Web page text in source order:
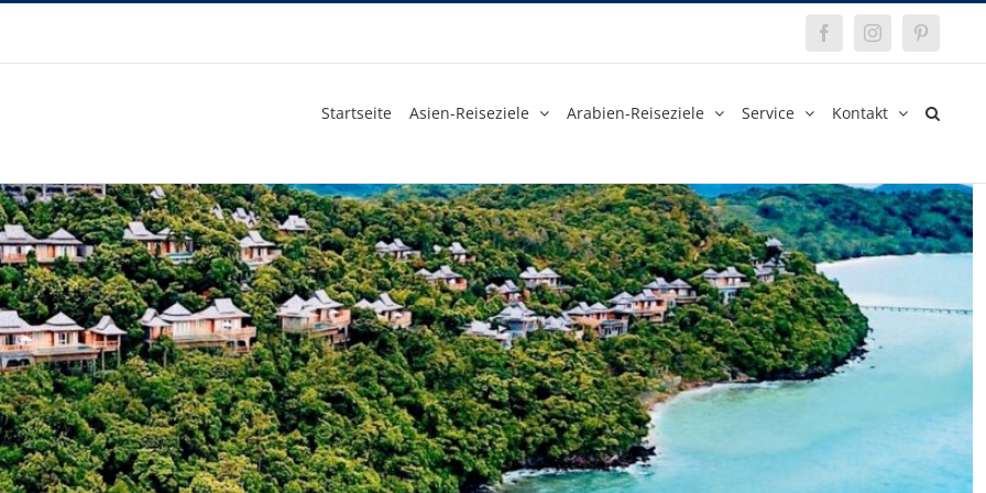
FacebookInstagramPinterest
Startseite Asien-Reiseziele Arabien-Reiseziele Service Kontakt